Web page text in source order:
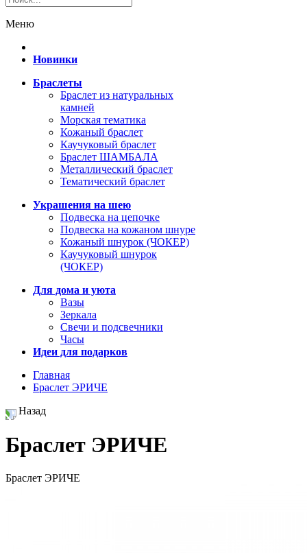
Меню
Новинки
Браслеты
Браслет из натуральных
камней
Морская тематика
Кожаный браслет
Каучуковый браслет
Браслет ШАМБАЛА
Металлический браслет
Тематический браслет
Украшения на шею
Подвеска на цепочке
Подвеска на кожаном шнуре
Кожаный шнурок (ЧОКЕР)
Каучуковый шнурок
(ЧОКЕР)
Для дома и уюта
Вазы
Зеркала
Свечи и подсвечники
Часы
Идеи для подарков
Главная
Браслет ЭРИЧЕ
Назад
Браслет ЭРИЧЕ
Браслет ЭРИЧЕ